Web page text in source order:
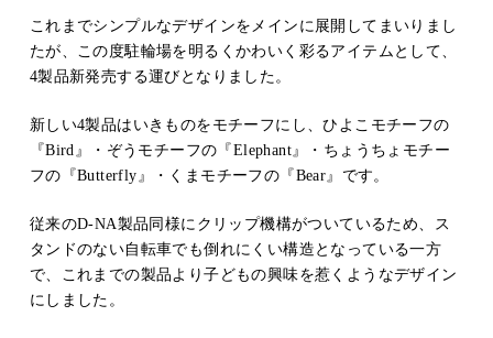
これまでシンプルなデザインをメインに展開してまいりまし
たが、この度駐輪場を明るくかわいく彩るアイテムとして、
4製品新発売する運びとなりました。
新しい4製品はいきものをモチーフにし、ひよこモチーフの
『Bird』・ぞうモチーフの『Elephant』・ちょうちょモチー
フの『Butterfly』・くまモチーフの『Bear』です。
従来のD-NA製品同様にクリップ機構がついているため、ス
タンドのない自転車でも倒れにくい構造となっている一方
で、これまでの製品より子どもの興味を惹くようなデザイン
にしました。